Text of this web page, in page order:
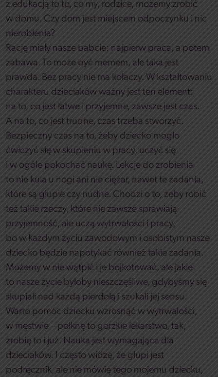
z edukacją to to, co my, rodzice, możemy zrobić
w domu. Czy dom jest miejscem odpoczynku i nic
nierobienia?
Rację miały nasze babcie: najpierw praca, a potem
zabawa. To może być memem, ale taka jest
prawda. Bez pracy nie ma kołaczy. W kształtowaniu
charakteru dzieciaków ważny jest ten element:
na to, co jest łatwe i przyjemne, zawsze jest czas.
A na to, co jest trudne, czas trzeba stworzyć.
Bezpieczny czas na to, żeby dziecko mogło
ćwiczyć się w skupieniu w pracy, uczyć się
i w ogóle pokochać naukę. Lekcje do zrobienia
to nie kula u nogi ani nie ciężar, nawet te zadania,
które są głupie czy nudne. Chodzi o to, żeby robić
też takie rzeczy, które nie zawsze sprawiają
przyjemność, ale uczą wytrwałości i pracy,
bo w każdym życiu zawodowym i osobistym nasze
dziecko będzie napotykać również takie zadania.
Możemy w nie wątpić i je bojkotować, ale jakie
to nasze życie byłoby nieszczęśliwe, gdybyśmy się
skupiali nad każdą pierdołą i szukali jej sensu.
Warto pomóc dziecku wzrosnąć w wytrwałości,
w męstwie – połknę to gorzkie lekarstwo, tak,
zrobię to i już. Nauka jest wymagająca dla
dzieciaków. I często widzę, że głupi jest
podręcznik, ale nie mówię tego mojemu dziecku,